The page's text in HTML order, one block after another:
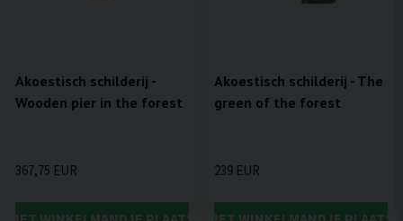
Akoestisch schilderij -
Wooden pier in the forest
367,75 EUR
Akoestisch schilderij - The
green of the forest
239 EUR